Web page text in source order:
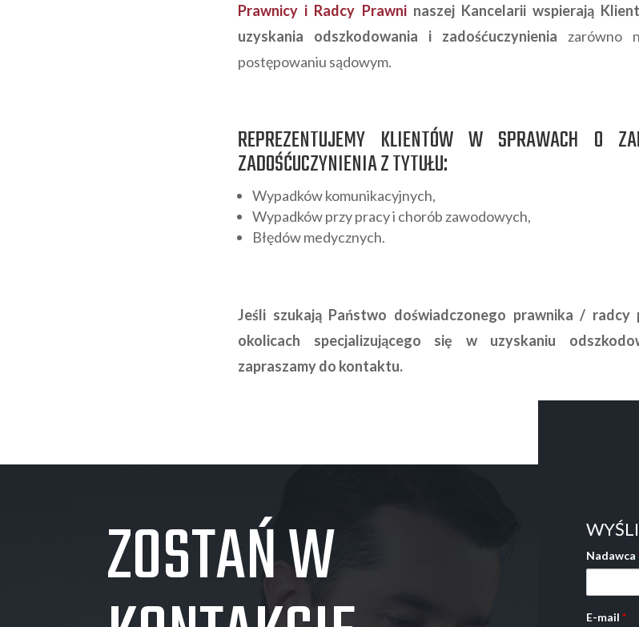
Prawnicy i Radcy Prawninaszej Kancelarii wspierają
uzyskania odszkodowania i zadośćuczynienia zarówno
postępowaniu sądowym.
REPREZENTUJEMY KLIENTÓW W SPRAWACH O
ZADOŚĆUCZYNIENIA Z TYTUŁU:
Wypadków komunikacyjnych,
Wypadków przy pracy i chorób zawodowych,
Błędów medycznych.
Jeśli szukają Państwo doświadczonego prawnika /
okolicach specjalizującego się w uzyskaniu
zapraszamy do kontaktu.
ZOSTAŃ W Nadawca
E-mail *